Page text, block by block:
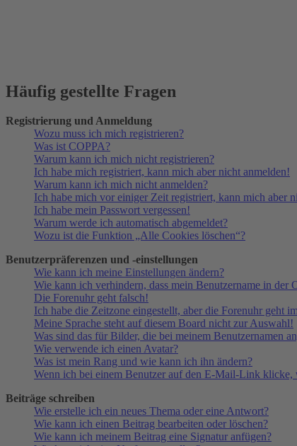
Häufig gestellte Fragen
Registrierung und Anmeldung
Wozu muss ich mich registrieren?
Was ist COPPA?
Warum kann ich mich nicht registrieren?
Ich habe mich registriert, kann mich aber nicht anmelden!
Warum kann ich mich nicht anmelden?
Ich habe mich vor einiger Zeit registriert, kann mich aber
Ich habe mein Passwort vergessen!
Warum werde ich automatisch abgemeldet?
Wozu ist die Funktion „Alle Cookies löschen“?
Benutzerpräferenzen und -einstellungen
Wie kann ich meine Einstellungen ändern?
Wie kann ich verhindern, dass mein Benutzername in der
Die Forenuhr geht falsch!
Ich habe die Zeitzone eingestellt, aber die Forenuhr geht
Meine Sprache steht auf diesem Board nicht zur Auswahl!
Was sind das für Bilder, die bei meinem Benutzernamen
Wie verwende ich einen Avatar?
Was ist mein Rang und wie kann ich ihn ändern?
Wenn ich bei einem Benutzer auf den E-Mail-Link klicke,
Beiträge schreiben
Wie erstelle ich ein neues Thema oder eine Antwort?
Wie kann ich einen Beitrag bearbeiten oder löschen?
Wie kann ich meinem Beitrag eine Signatur anfügen?